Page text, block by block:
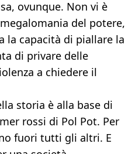
ovunque. Non vi è
del potere,
la capacità di piallare la
di privare delle
a chiedere il
storia è alla base di
rossi di Pol Pot. Per
fuori tutti gli altri. E